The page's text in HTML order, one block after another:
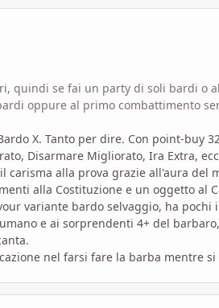
quindi se fai un party di soli bardi o
oppure al primo combattimento
X. Tanto per dire. Con point-buy
Disarmare Migliorato, Ira Extra,
carisma alla prova grazie all'aura del
alla Costituzione e un oggetto al
variante bardo selvaggio, ha
e ai sorprendenti 4+ del
nel farsi fare la barba mentre si